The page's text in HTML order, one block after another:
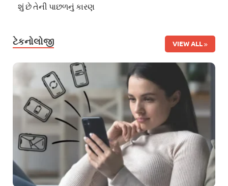
શું છે તેની પાછળનું કારણ
ટેકનોલોજી VIEW ALL